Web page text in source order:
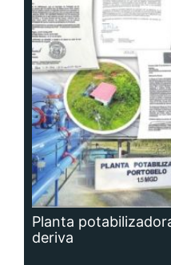
Planta
deriva